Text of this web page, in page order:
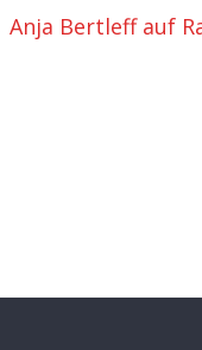
Anja Bertleff auf